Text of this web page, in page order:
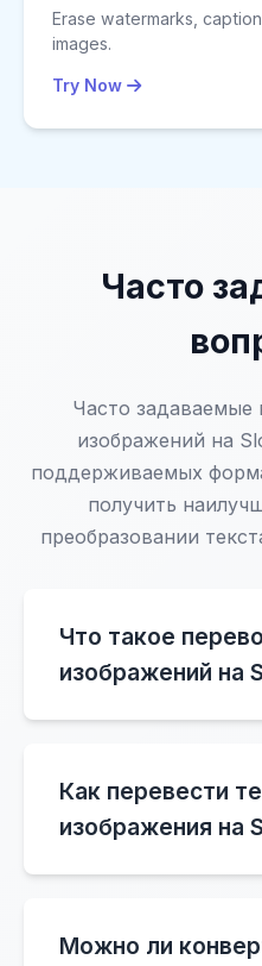
Erase watermarks,
images.
Try Now
Часто
Часто задаваемые
изображений на
поддерживаемых
получить
преобразовании
Что такое
изображений на
из изображений с
OCR и
текст
Как перевести
изображения на
автоматически
Можно ли